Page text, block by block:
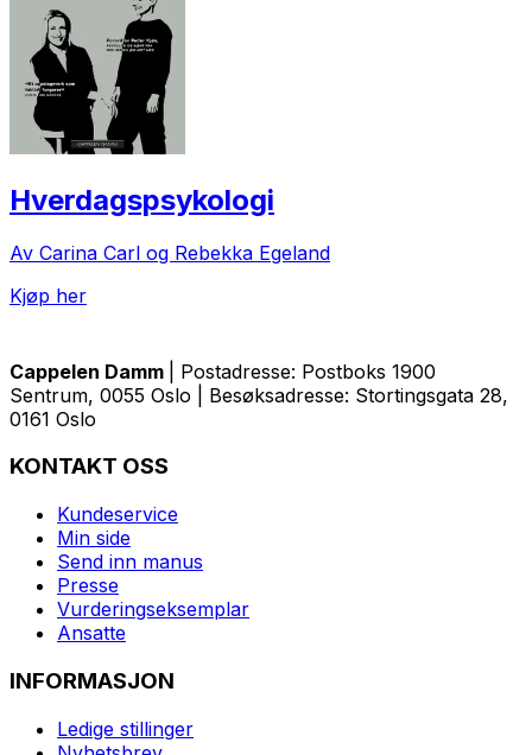
Hverdagspsykologi
Av Carina Carl og Rebekka Egeland
Kjøp her
Cappelen Damm
| Postadresse: Postboks 1900
Sentrum, 0055 Oslo | Besøksadresse: Stortingsgata 28,
0161 Oslo
KONTAKT OSS
Kundeservice
Min side
Send inn manus
Presse
Vurderingseksemplar
Ansatte
INFORMASJON
Ledige stillinger